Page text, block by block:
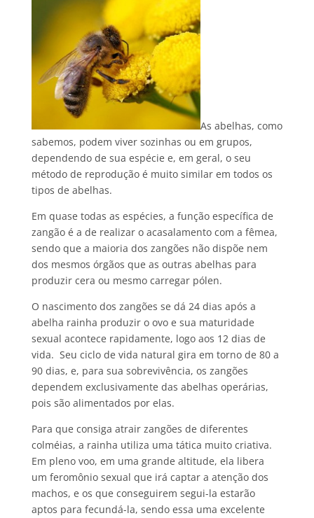
As abelhas, como
sabemos, podem viver sozinhas ou em grupos,
dependendo de sua espécie e, em geral, o seu
método de reprodução é muito similar em todos os
tipos de abelhas.
Em quase todas as espécies, a função específica de
zangão é a de realizar o acasalamento com a fêmea,
sendo que a maioria dos zangões não dispõe nem
dos mesmos órgãos que as outras abelhas para
produzir cera ou mesmo carregar pólen.
O nascimento dos zangões se dá 24 dias após a
abelha rainha produzir o ovo e sua maturidade
sexual acontece rapidamente, logo aos 12 dias de
vida. Seu ciclo de vida natural gira em torno de 80 a
90 dias, e, para sua sobrevivência, os zangões
dependem exclusivamente das abelhas operárias,
pois são alimentados por elas.
Para que consiga atrair zangões de diferentes
colméias, a rainha utiliza uma tática muito criativa.
Em pleno voo, em uma grande altitude, ela libera
um feromônio sexual que irá captar a atenção dos
machos, e os que conseguirem segui-la estarão
aptos para fecundá-la, sendo essa uma excelente